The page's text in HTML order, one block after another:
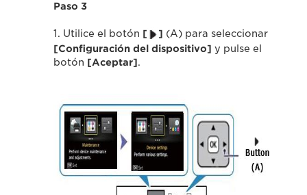
Paso 3
1. Utilice el botón [ ] (A) para seleccionar
[Configuración del dispositivo] y pulse el
botón [Aceptar].